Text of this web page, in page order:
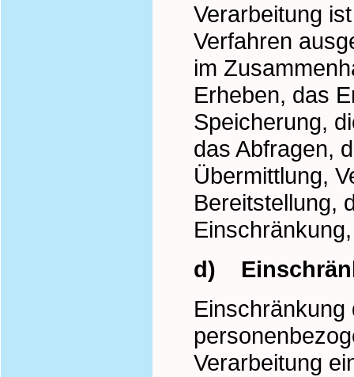
Verarbeitung
Verfahren
im
Erheben, das
Speicherung,
das Abfragen,
Übermittlung,
Bereitstellung,
d)
Einschränkung
Verarbeitung